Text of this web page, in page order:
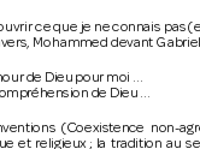
ce que je ne connais pas
Mohammed devant
de Dieu pour moi …
de Dieu …
(Coexistence non-
et religieux ; la tradition au